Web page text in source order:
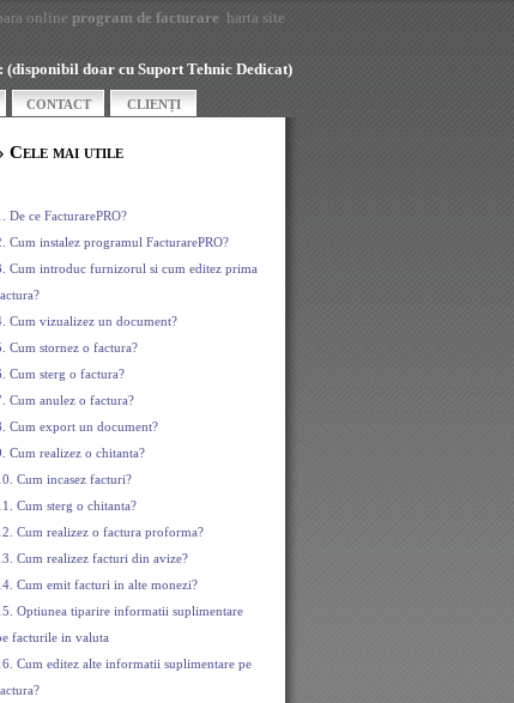
online program de facturare harta site
doar cu Suport Tehnic Dedicat)
CONTACT CLIENȚI
Cele mai utile
De ce FacturarePRO?
Cum instalez programul FacturarePRO?
Cum introduc furnizorul si cum editez prima
Cum vizualizez un document?
Cum stornez o factura?
Cum sterg o factura?
Cum anulez o factura?
Cum export un document?
Cum realizez o chitanta?
Cum incasez facturi?
Cum sterg o chitanta?
Cum realizez o factura proforma?
Cum realizez facturi din avize?
Cum emit facturi in alte monezi?
Optiunea tiparire informatii suplimentare
facturile in valuta
Cum editez alte informatii suplimentare pe